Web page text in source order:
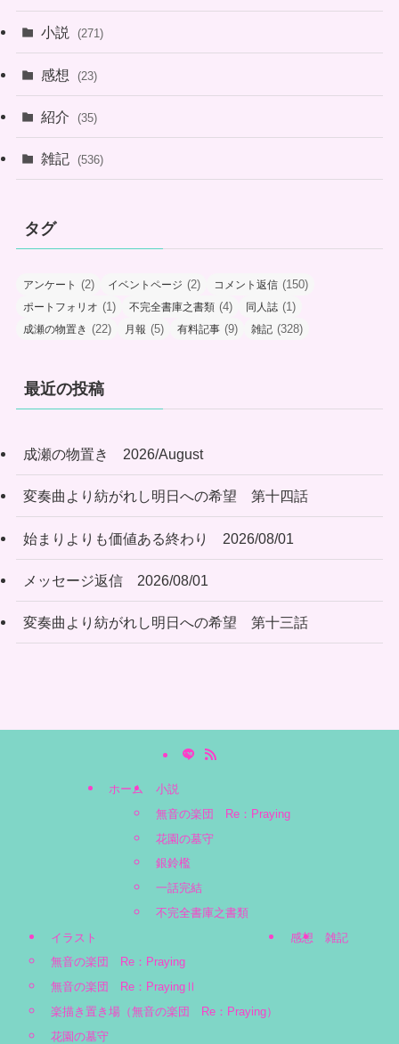
小説 (271)
感想 (23)
紹介 (35)
雑記 (536)
タグ
アンケート (2) イベントページ (2) コメント返信 (150)
ポートフォリオ (1) 不完全書庫之書類 (4) 同人誌 (1)
成瀬の物置き (22) 月報 (5) 有料記事 (9) 雑記 (328)
最近の投稿
成瀬の物置き 2026/August
変奏曲より紡がれし明日への希望 第十四話
始まりよりも価値ある終わり 2026/08/01
メッセージ返信 2026/08/01
変奏曲より紡がれし明日への希望 第十三話
ホーム
小説
無音の楽団 Re：Praying
花園の墓守
銀鈴檻
一話完結
不完全書庫之書類
イラスト
無音の楽団 Re：Praying
無音の楽団 Re：PrayingⅡ
楽描き置き場（無音の楽団 Re：Praying）
花園の墓守
感想 雑記